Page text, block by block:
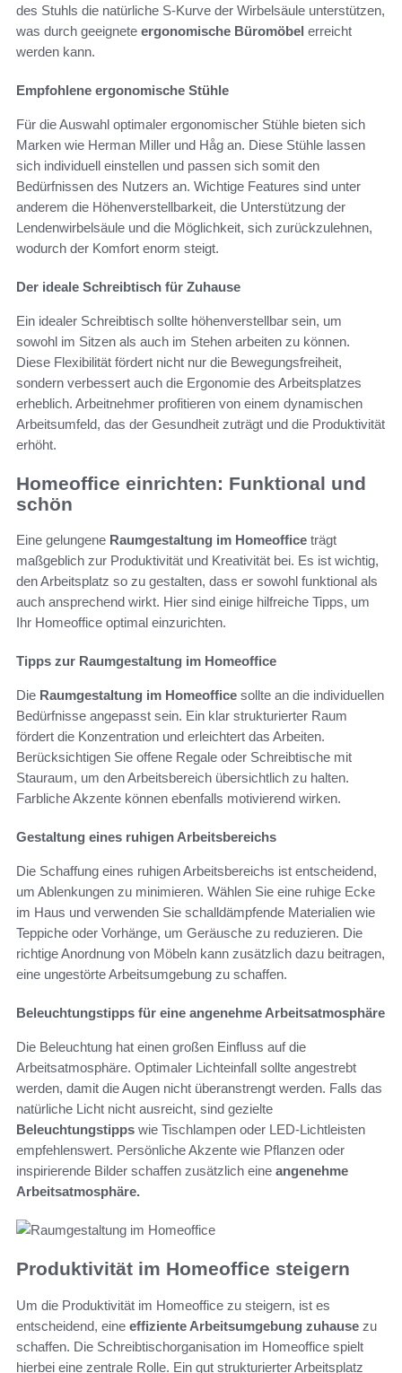
des Stuhls die natürliche S-Kurve der Wirbelsäule unterstützen,
was durch geeignete ergonomische Büromöbel erreicht
werden kann.
Empfohlene ergonomische Stühle
Für die Auswahl optimaler ergonomischer Stühle bieten sich
Marken wie Herman Miller und Håg an. Diese Stühle lassen
sich individuell einstellen und passen sich somit den
Bedürfnissen des Nutzers an. Wichtige Features sind unter
anderem die Höhenverstellbarkeit, die Unterstützung der
Lendenwirbelsäule und die Möglichkeit, sich zurückzulehnen,
wodurch der Komfort enorm steigt.
Der ideale Schreibtisch für Zuhause
Ein idealer Schreibtisch sollte höhenverstellbar sein, um
sowohl im Sitzen als auch im Stehen arbeiten zu können.
Diese Flexibilität fördert nicht nur die Bewegungsfreiheit,
sondern verbessert auch die Ergonomie des Arbeitsplatzes
erheblich. Arbeitnehmer profitieren von einem dynamischen
Arbeitsumfeld, das der Gesundheit zuträgt und die Produktivität
erhöht.
Homeoffice einrichten: Funktional und
schön
Eine gelungene Raumgestaltung im Homeoffice trägt
maßgeblich zur Produktivität und Kreativität bei. Es ist wichtig,
den Arbeitsplatz so zu gestalten, dass er sowohl funktional als
auch ansprechend wirkt. Hier sind einige hilfreiche Tipps, um
Ihr Homeoffice optimal einzurichten.
Tipps zur Raumgestaltung im Homeoffice
Die Raumgestaltung im Homeoffice sollte an die individuellen
Bedürfnisse angepasst sein. Ein klar strukturierter Raum
fördert die Konzentration und erleichtert das Arbeiten.
Berücksichtigen Sie offene Regale oder Schreibtische mit
Stauraum, um den Arbeitsbereich übersichtlich zu halten.
Farbliche Akzente können ebenfalls motivierend wirken.
Gestaltung eines ruhigen Arbeitsbereichs
Die Schaffung eines ruhigen Arbeitsbereichs ist entscheidend,
um Ablenkungen zu minimieren. Wählen Sie eine ruhige Ecke
im Haus und verwenden Sie schalldämpfende Materialien wie
Teppiche oder Vorhänge, um Geräusche zu reduzieren. Die
richtige Anordnung von Möbeln kann zusätzlich dazu beitragen,
eine ungestörte Arbeitsumgebung zu schaffen.
Beleuchtungstipps für eine angenehme Arbeitsatmosphäre
Die Beleuchtung hat einen großen Einfluss auf die
Arbeitsatmosphäre. Optimaler Lichteinfall sollte angestrebt
werden, damit die Augen nicht überanstrengt werden. Falls das
natürliche Licht nicht ausreicht, sind gezielte
Beleuchtungstipps wie Tischlampen oder LED-Lichtleisten
empfehlenswert. Persönliche Akzente wie Pflanzen oder
inspirierende Bilder schaffen zusätzlich eine angenehme
Arbeitsatmosphäre.
Produktivität im Homeoffice steigern
Um die Produktivität im Homeoffice zu steigern, ist es
entscheidend, eine effiziente Arbeitsumgebung zuhause zu
schaffen. Die Schreibtischorganisation im Homeoffice spielt
hierbei eine zentrale Rolle. Ein gut strukturierter Arbeitsplatz